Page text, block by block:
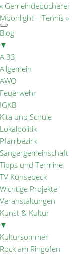
« Gemeindebücherei
Moonlight – Tennis »
Blog
▼
A 33
Allgemein
AWO
Feuerwehr
IGKB
Kita und Schule
Lokalpolitik
Pfarrbezirk
Sängergemeinschaft
Tipps und Termine
TV Künsebeck
Wichtige Projekte
Veranstaltungen
Kunst & Kultur
▼
Kultursommer
Rock am Ringofen